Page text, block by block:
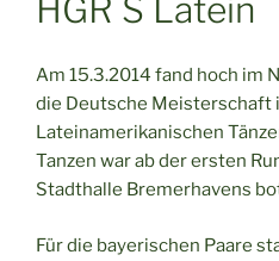
HGR S Latein
Am 15.3.2014 fand hoch im
die Deutsche Meisterschaft
Lateinamerikanischen
Tanzen war ab der ersten
Stadthalle Bremerhavens
Für die bayerischen Paare